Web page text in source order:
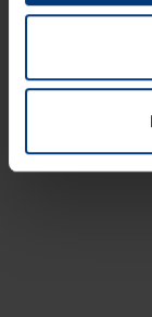
trenger vi din
tilbakekalle ditt